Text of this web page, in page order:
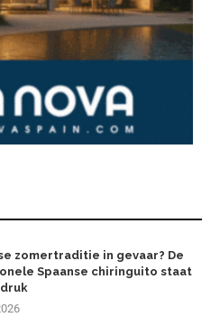
zomertraditie in gevaar? De
Spaanse chiringuito staat